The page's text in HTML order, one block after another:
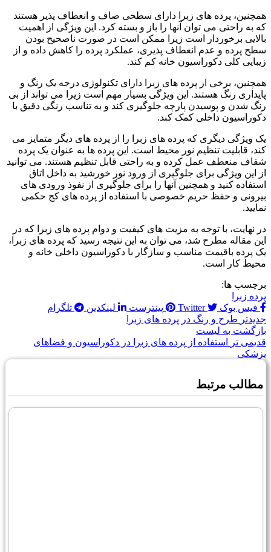
همچنین، پرده های زبرا دارای سطحی صاف و انعطاف پذیر هستند
که به راحتی می توان آنها را باز و بسته کرد. این ویژگی از اهمیت
بالایی برخوردار است زیرا ممکن است در صورت ناصحیح بودن
سطح پرده و عدم انعطاف پذیری، عملکرد پرده را کاهش داده و از
زیبایی کلی دکوراسیون خانه کم کند.
همچنین، برخی از پرده های زبرا دارای تکنولوژی درجه یک رنگ و
پایداری رنگ هستند. این ویژگی بسیار مهم است زیرا می تواند از بی
رنگ شدن و پوسیدن پارچه جلوگیری کند و به تناسب رنگی دقیق با
دکوراسیون داخلی کمک کند.
یک ویژگی دیگری که پرده های زبرا را از پرده های دیگر متمایز می
کند، قابلیت تنظیم نور محیط است. این پرده ها به عنوان یک پرده
شفاف منعطف عمل کرده و به راحتی قابل تنظیم هستند. می توانید
از این ویژگی برای جلوگیری از ورود نور خورشید به داخل اتاق
استفاده کنید و همچنین آنها را برای جلوگیری از نفوذ ورودی های
بیرونی و حفظ حریم خصوصی با استفاده از پرده های کج حکمی
نمایید.
در نهایت، با توجه به مزیت های کیفیت و دوام پرده های زبرا که در
این مقاله مطرح شد، می توان به این نتیجه رسید که پرده های زبرا،
یک پرده باقیمت مناسب و سازگار با دکوراسیون داخلی خانه و
محیط کار است.
برچسب ها:
پرده زبرا
فیس بوک
Twitter پینترست لینکدین
تلگرام
جدیدتر طرح و رنگ در پرده های زبرا
بازگشت به لیست
قدیمی تر
استفاده از پرده های زبرا در دکوراسیون و فضاهای
پزشکی
مطالب مرتبط